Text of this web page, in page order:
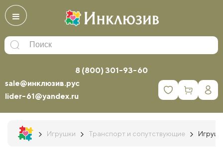
8 (800) 301-93-60
sale@инклюзив.рус
lider-61@yandex.ru
0
Игрушки Транспорт и сопутствующие